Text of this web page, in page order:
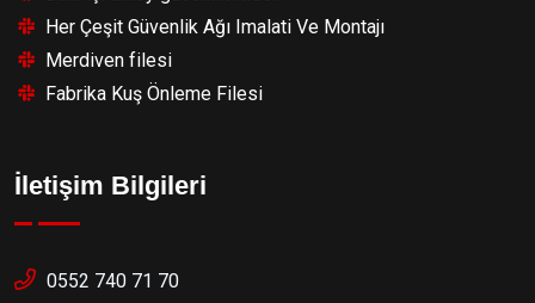
Her Çeşit Güvenlik Ağı Imalati Ve Montajı
Merdiven filesi
Fabrika Kuş Önleme Filesi
İletişim Bilgileri
0552 740 71 70